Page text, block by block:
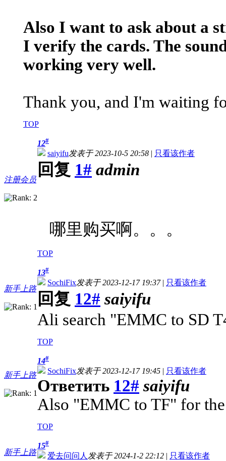
Also I want to ask about a
I verify the cards. The
working very well.
Thank you, and I'm waiting
TOP
注册会员
12#
saiyifu发表于 2023-10-5 20:58 | 只看该作者
回复 1# admin
哪里购买啊。。。
TOP
新手上路
13#
SochiFix发表于 2023-12-17 19:37| 只看该作者
回复 12# saiyifu
Ali search "EMMC to SD
TOP
新手上路
14#
SochiFix发表于 2023-12-17 19:45 | 只看该作者
Ответить 12# saiyifu
Also "EMMC to TF" for
TOP
新手上路
15#
爱去问问人 发表于 2024-1-2 22:12 | 只看该作者